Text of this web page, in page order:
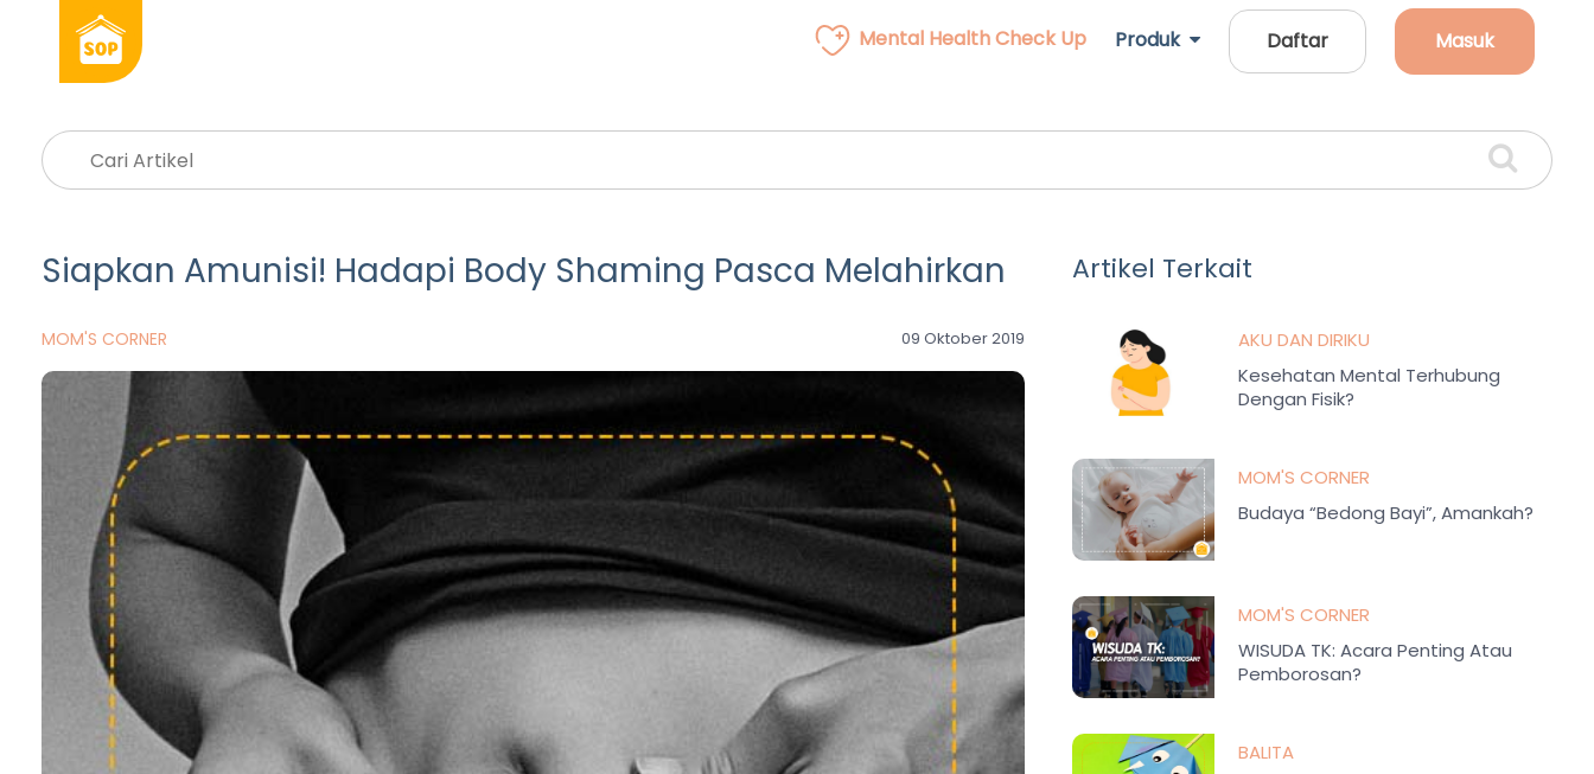
Mental Health Check Up Produk Daftar Masuk
Siapkan Amunisi! Hadapi Body Shaming Pasca Melahirkan
MOM'S CORNER 09 Oktober 2019
Artikel Terkait
AKU DAN DIRIKU
Kesehatan Mental Terhubung
Dengan Fisik?
MOM'S CORNER
Budaya “Bedong Bayi”, Amankah?
MOM'S CORNER
WISUDA TK: Acara Penting Atau
Pemborosan?
BALITA